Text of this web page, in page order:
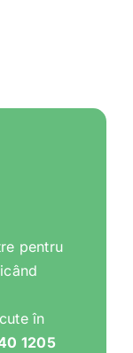
pentru
în
1205